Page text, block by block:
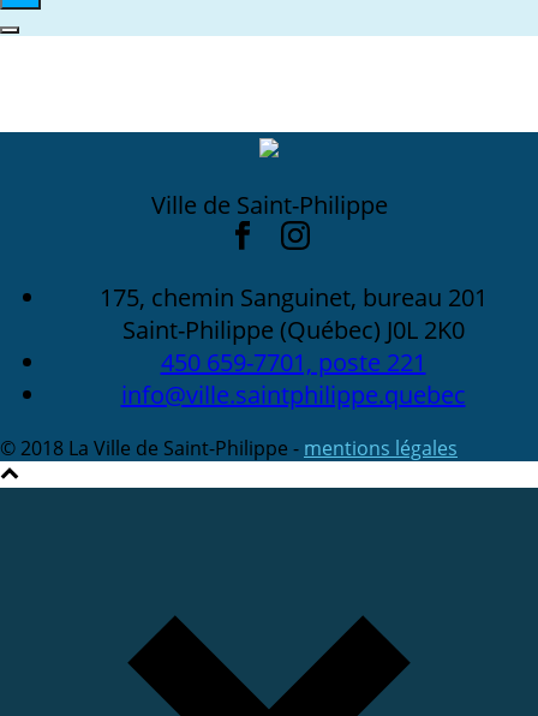
Ville de Saint-Philippe
175, chemin Sanguinet, bureau 201
Saint-Philippe (Québec) J0L 2K0
450 659-7701, poste 221
info@ville.saintphilippe.quebec
© 2018 La Ville de Saint-Philippe - mentions légales